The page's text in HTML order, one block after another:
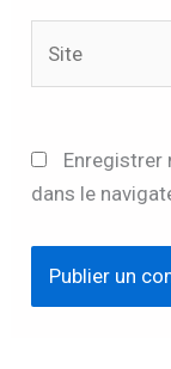
Enregistrer
dans le